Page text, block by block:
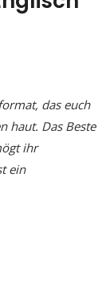
das euch
haut. Das Beste
ihr
ein